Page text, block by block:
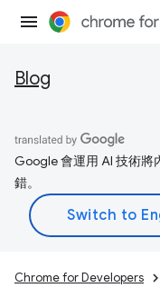
Blog
Google 會運用 AI 技術將
錯。
Chrome for Developers